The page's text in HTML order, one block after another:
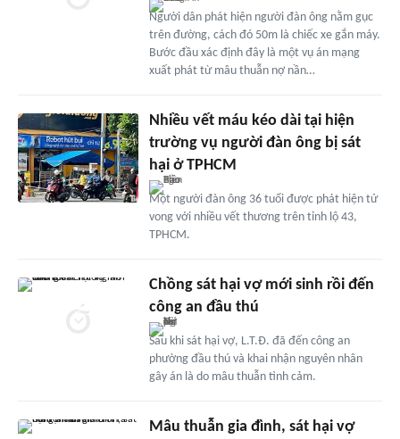
Người dân phát hiện người đàn ông nằm gục
trên đường, cách đó 50m là chiếc xe gắn máy.
Bước đầu xác định đây là một vụ án mạng
xuất phát từ mâu thuẫn nợ nần…
Nhiều vết máu kéo dài tại hiện
trường vụ người đàn ông bị sát
hại ở TPHCM
Một người đàn ông 36 tuổi được phát hiện tử
vong với nhiều vết thương trên tỉnh lộ 43,
TPHCM.
Chồng sát hại vợ mới sinh rồi đến
công an đầu thú
Sau khi sát hại vợ, L.T.Đ. đã đến công an
phường đầu thú và khai nhận nguyên nhân
gây án là do mâu thuẫn tình cảm.
Mâu thuẫn gia đình, sát hại vợ